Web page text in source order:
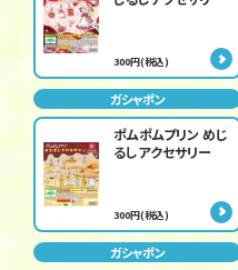
300円(税込)
ガシャポン
ポムポムプリン めじ
るしアクセサリー
300円(税込)
ガシャポン